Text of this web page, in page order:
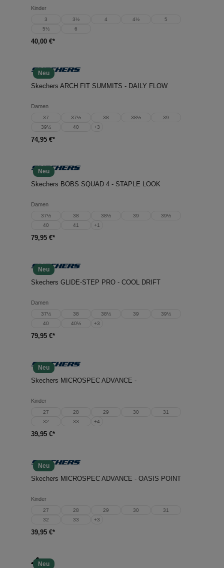
Kinder
3 3½ 4 4½
5
5½
6
40,00 €*
Neu
Skechers ARCH FIT SUMMITS - DAILY FLOW
Damen
37 37½ 38 38½
39
39½
40 +3
74,95 €*
Neu
Skechers BOBS SQUAD 4 - STAPLE LOOK
Damen
37½ 38 38½ 39
39½
40
41 +1
79,95 €*
Neu
Skechers GLIDE-STEP PRO - COOL DRIFT
Damen
37½ 38 38½ 39
39½
40
40½ +3
79,95 €*
Neu
Skechers MICROSPEC ADVANCE -
Kinder
27 28 29 30
31
32
33 +4
39,95 €*
Neu
Skechers MICROSPEC ADVANCE - OASIS POINT
Kinder
27 28 29 30
31
32
33 +3
39,95 €*
Neu